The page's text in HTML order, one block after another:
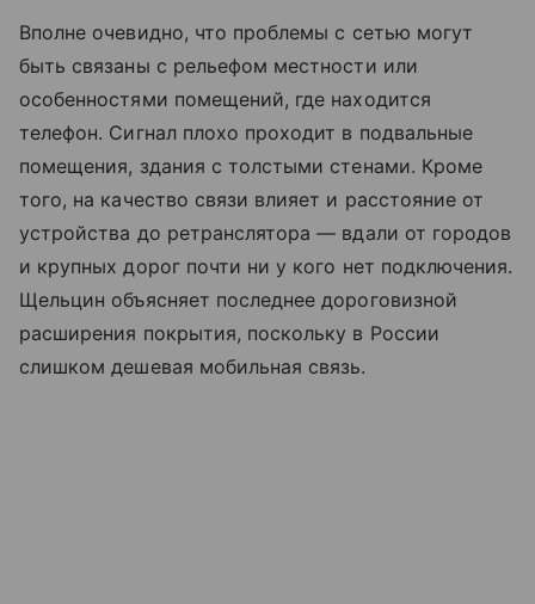
Вполне очевидно, что проблемы с сетью могут
быть связаны с рельефом местности или
особенностями помещений, где находится
телефон. Сигнал плохо проходит в подвальные
помещения, здания с толстыми стенами. Кроме
того, на качество связи влияет и расстояние от
устройства до ретранслятора — вдали от городов
и крупных дорог почти ни у кого нет подключения.
Щельцин объясняет последнее дороговизной
расширения покрытия, поскольку в России
слишком дешевая мобильная связь.